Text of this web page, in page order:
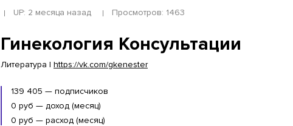
UP: 2 месяца назад Просмотров: 1463
Гинекология Консультации
Литература | https://vk.com/gkenester
139 405 — подписчиков
0 руб — доход (месяц)
0 руб — расход (месяц)